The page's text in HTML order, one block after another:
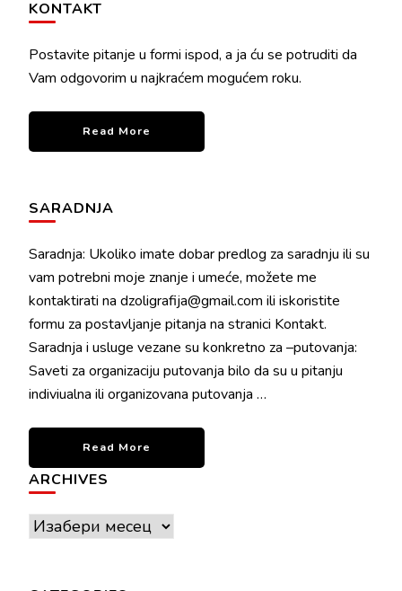
KONTAKT
Postavite pitanje u formi ispod, a ja ću se potruditi da
Vam odgovorim u najkraćem mogućem roku.
Read More
SARADNJA
Saradnja: Ukoliko imate dobar predlog za saradnju ili su
vam potrebni moje znanje i umeće, možete me
kontaktirati na dzoligrafija@gmail.com ili iskoristite
formu za postavljanje pitanja na stranici Kontakt.
Saradnja i usluge vezane su konkretno za –putovanja:
Saveti za organizaciju putovanja bilo da su u pitanju
indiviualna ili organizovana putovanja …
Read More
ARCHIVES
Archives